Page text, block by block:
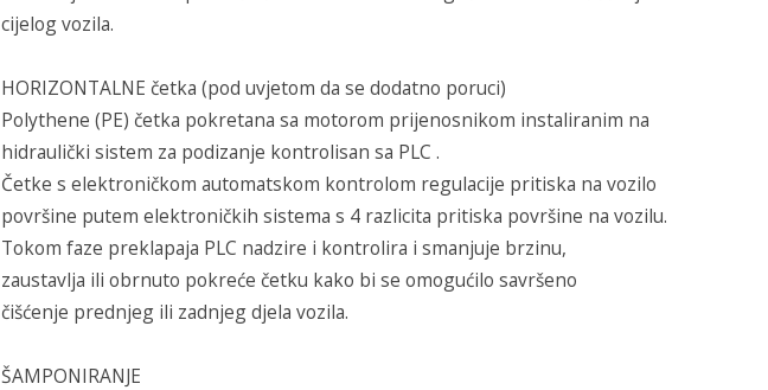
cijelog vozila.
HORIZONTALNE četka (pod uvjetom da se dodatno poruci)
Polythene (PE) četka pokretana sa motorom prijenosnikom instaliranim na
hidraulički sistem za podizanje kontrolisan sa PLC .
Četke s elektroničkom automatskom kontrolom regulacije pritiska na vozilo
površine putem elektroničkih sistema s 4 razlicita pritiska površine na vozilu.
Tokom faze preklapaja PLC nadzire i kontrolira i smanjuje brzinu,
zaustavlja ili obrnuto pokreće četku kako bi se omogućilo savršeno
čišćenje prednjeg ili zadnjeg djela vozila.
ŠAMPONIRANJE